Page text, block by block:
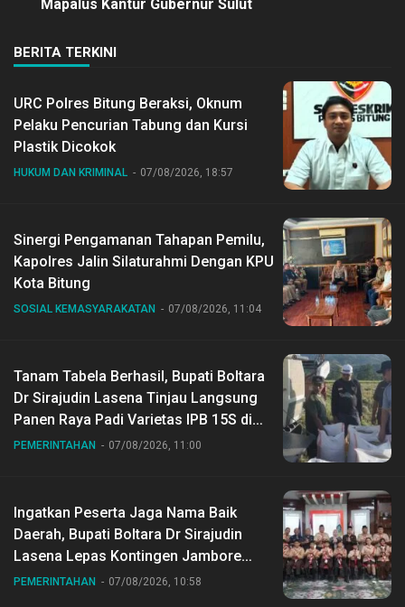
Mapalus Kantur Gubernur Sulut
BERITA TERKINI
URC Polres Bitung Beraksi, Oknum
Pelaku Pencurian Tabung dan Kursi
Plastik Dicokok
HUKUM DAN KRIMINAL 07/08/2026, 18:57
Sinergi Pengamanan Tahapan Pemilu,
Kapolres Jalin Silaturahmi Dengan KPU
Kota Bitung
SOSIAL KEMASYARAKATAN 07/08/2026, 11:04
Tanam Tabela Berhasil, Bupati Boltara
Dr Sirajudin Lasena Tinjau Langsung
Panen Raya Padi Varietas IPB 15S di
Desa Gihang
PEMERINTAHAN 07/08/2026, 11:00
Ingatkan Peserta Jaga Nama Baik
Daerah, Bupati Boltara Dr Sirajudin
Lasena Lepas Kontingen Jambore
Nasional ke XII di Buperta Cibubur
PEMERINTAHAN 07/08/2026, 10:58